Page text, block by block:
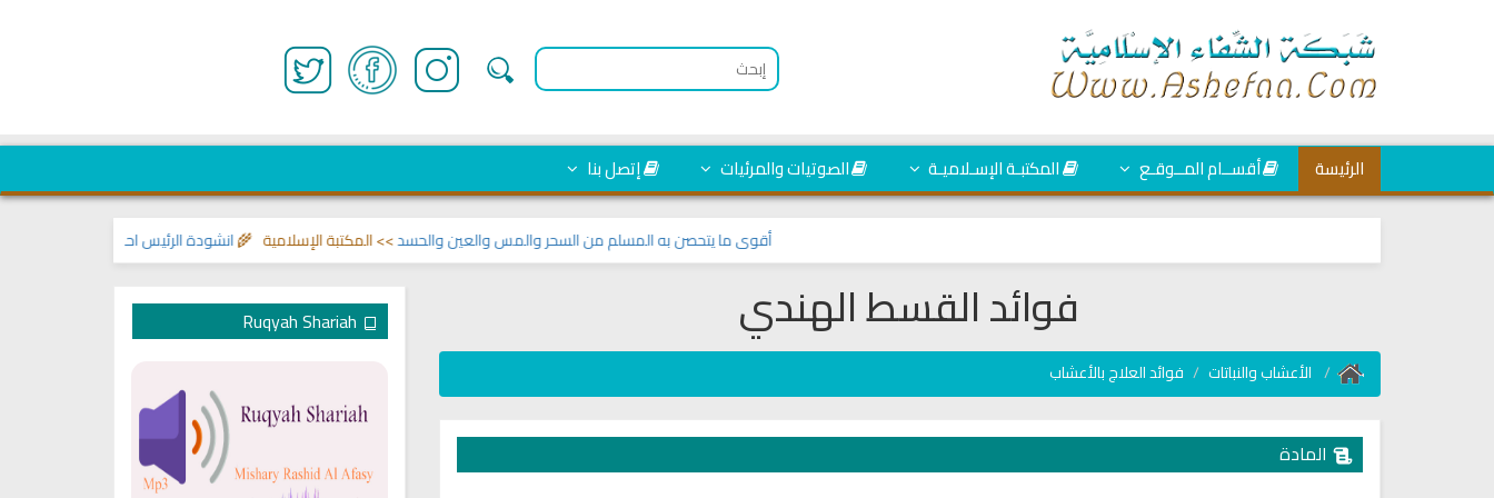
الرئيسة أقســام المــوقـع المكتبـة الإسـلاميـة الصوتيات والمرئيات إتصل بنا
انشودة الرئيس احمد الشرع>> اناشيد ابراهيم أقوى ما يتحصن به المسلم من السحر والمس والعين والحسد>> المكتبة الإسلامية 🌾
فوائد القسط الهندي
الأعشاب والنباتات فوائد العلاج بالأعشاب
المادة